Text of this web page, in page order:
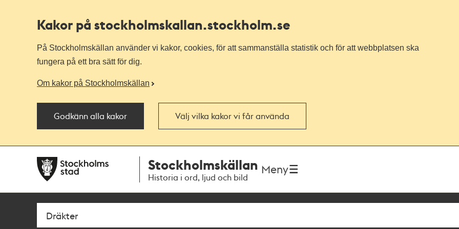
Kakor på stockholmskallan.stockholm.se
På Stockholmskällan använder vi kakor, cookies, för att sammanställa statistik och för att webbplatsen ska
fungera på ett bra sätt för dig.
Om kakor på Stockholmskällan
Godkänn alla kakor Välj vilka kakor vi får använda
navigationen
huvudinnehållet
Stockholmskällan
Historia i ord, ljud och bild
Meny
Sök